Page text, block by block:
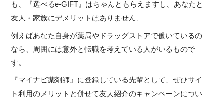
も、『選べるe-GIFT』はちゃんともらえますし、あなたと
友人・家族にデメリットはありません。
例えばあなた自身が薬局やドラッグストアで働いているの
なら、周囲には意外と転職を考えている人がいるもので
す。
『マイナビ薬剤師』に登録している先輩として、ぜひサイ
ト利用のメリットと併せて友人紹介のキャンペーンについ